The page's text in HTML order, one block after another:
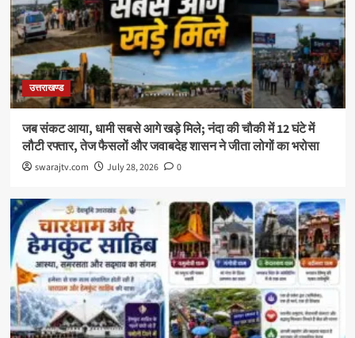
उत्तराखण्ड
जब संकट आया, धामी सबसे आगे खड़े मिले; नंदा की चौकी में 12 घंटे में
लौटी रफ्तार, तेज फैसलों और जवाबदेह शासन ने जीता लोगों का भरोसा
swarajtv.com July 28, 2026 0